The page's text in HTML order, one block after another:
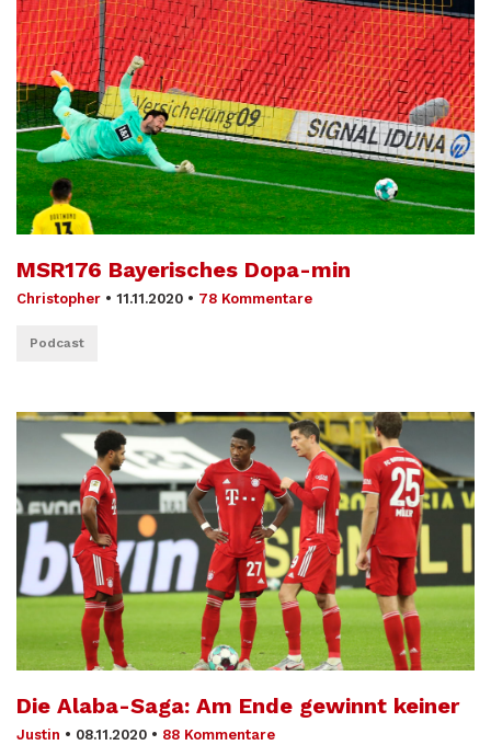
MSR176 Bayerisches Dopa-min
Christopher • 11.11.2020 • 78 Kommentare
Podcast
Die Alaba-Saga: Am Ende gewinnt keiner
Justin • 08.11.2020 • 88 Kommentare